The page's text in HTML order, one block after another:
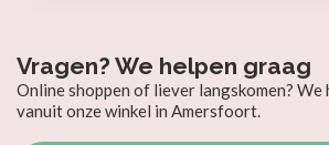
Vragen? We helpen graag
Online shoppen of liever langskomen? We
vanuit onze winkel in Amersfoort.